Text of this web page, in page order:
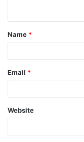
Name *
Email *
Website